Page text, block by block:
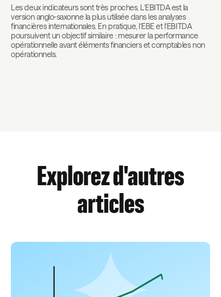
Les deux indicateurs sont très proches. L’EBITDA est la
version anglo-saxonne la plus utilisée dans les analyses
financières internationales. En pratique, l’EBE et l’EBITDA
poursuivent un objectif similaire : mesurer la performance
opérationnelle avant éléments financiers et comptables non
opérationnels.
Explorez d'autres
articles